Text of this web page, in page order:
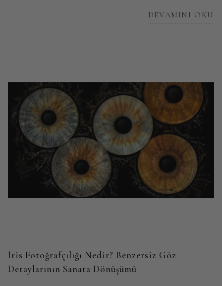
DEVAMINI OKU
İris Fotoğrafçılığı Nedir? Benzersiz Göz
Detaylarının Sanata Dönüşümü